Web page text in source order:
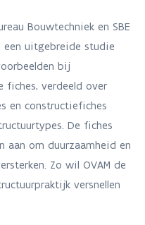
Bouwtechniek en SBE
een uitgebreide studie
bij
fiches, verdeeld over
en constructiefiches
De fiches
aan om duurzaamheid en
Zo wil OVAM de
versnellen